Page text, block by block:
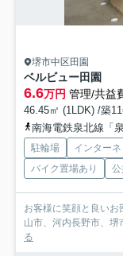
堺市中区田園
ベルビュー田園
6.6万円 管理/共益
46.45㎡ (1LDK) /築
南海電鉄泉北線「
駐輪場 インター
バイク置場あり
公
お客様に笑顔と良い
山市、河内長野市、堺
る